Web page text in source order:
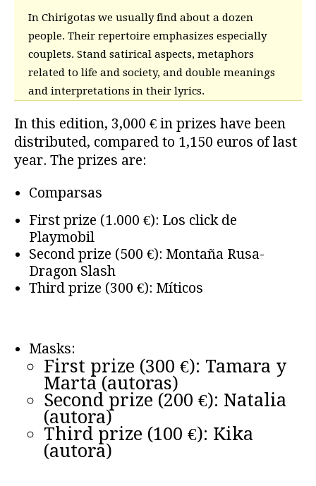
In Chirigotas we usually find about a dozen
people. Their repertoire emphasizes especially
couplets. Stand satirical aspects, metaphors
related to life and society, and double meanings
and interpretations in their lyrics.
In this edition, 3,000 € in prizes have been
distributed, compared to 1,150 euros of last
year. The prizes are:
Comparsas
First prize (1.000 €): Los click de
Playmobil
Second prize (500 €): Montaña Rusa-
Dragon Slash
Third prize (300 €): Míticos
Masks:
First prize (300 €): Tamara y
Marta (autoras)
Second prize (200 €): Natalia
(autora)
Third prize (100 €): Kika
(autora)